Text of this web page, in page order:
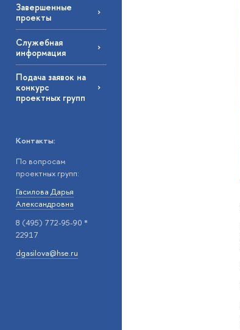
Завершенные
проекты
Служебная
информация
Подача заявок на
конкурс
проектных групп
Контакты:
По вопросам
проектных групп:
Гасилова Дарья
Александровна
8 (495) 772-95-90 *
22917
dgasilova@hse.ru